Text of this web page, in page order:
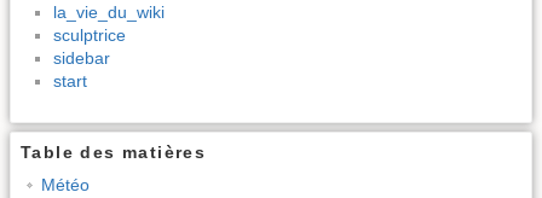
la_vie_du_wiki
sculptrice
sidebar
start
Table des matières
Météo